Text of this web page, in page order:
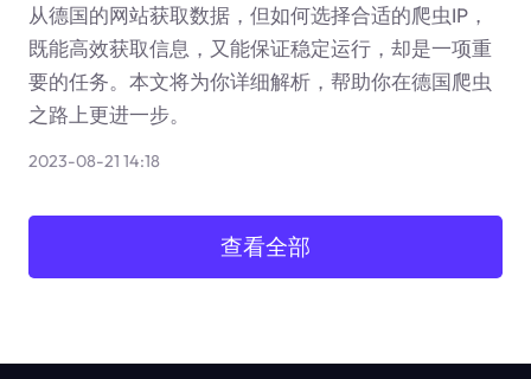
从德国的网站获取数据，但如何选择合适的爬虫IP，
既能高效获取信息，又能保证稳定运行，却是一项重
要的任务。本文将为你详细解析，帮助你在德国爬虫
之路上更进一步。
2023-08-21 14:18
查看全部